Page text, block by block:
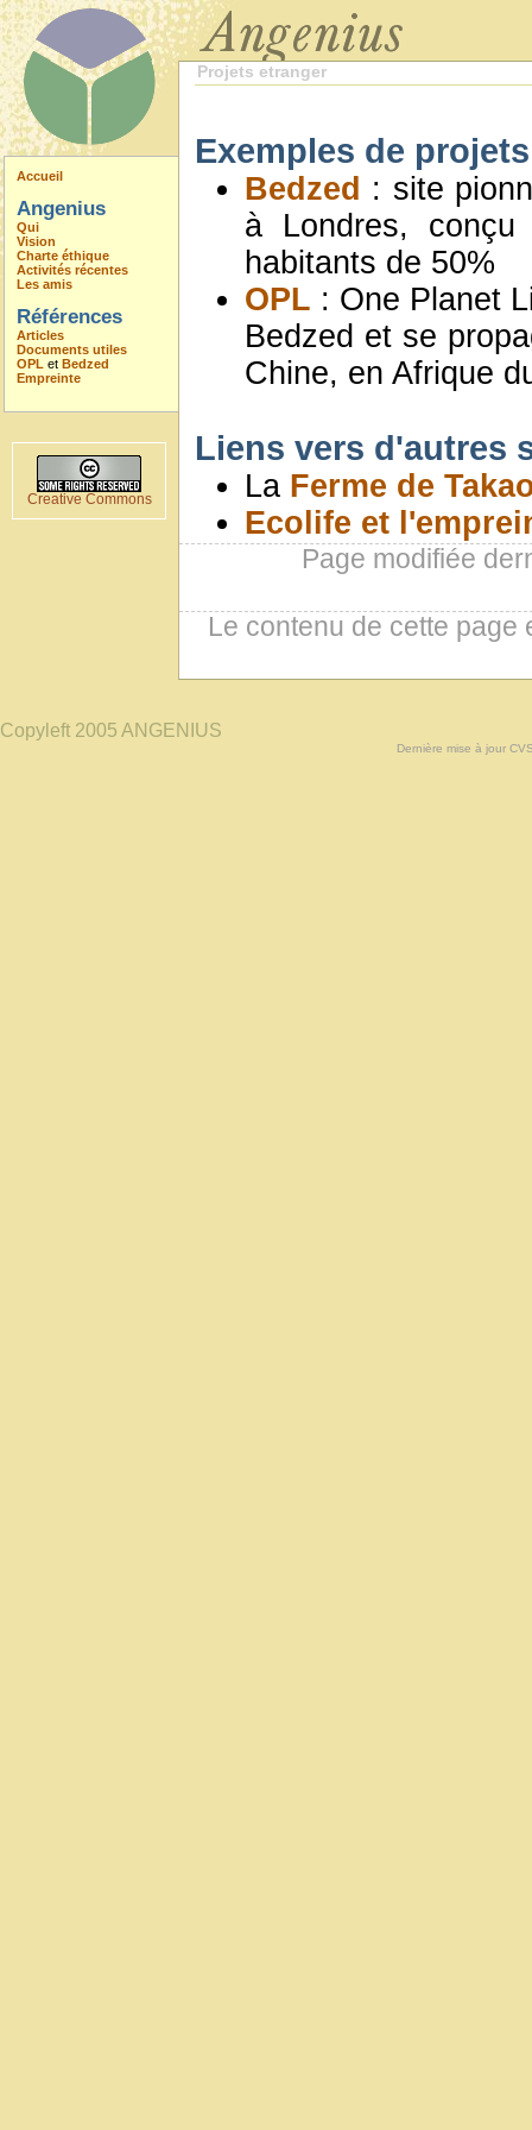
Accueil
Angenius
Qui
Vision
Charte éthique
Activités récentes
Les amis
Références
Articles
Documents utiles
OPL et Bedzed
Empreinte
Creative Commons
Projets etranger
Exemples de
Bedzed : site
à Londres, conçu
habitants de 50%
OPL : One Planet
Bedzed et se
Chine, en Afrique
Liens vers d'autres
La Ferme de
Ecolife et
Page modifiée
Le contenu de cette
Copyleft 2005 ANGENIUS
Dernière mise à jour